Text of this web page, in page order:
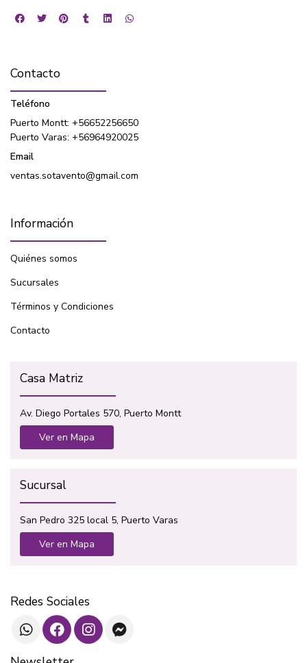
Contacto
Teléfono
Puerto Montt: +56652256650
Puerto Varas: +56964920025
Email
ventas.sotavento@gmail.com
Información
Quiénes somos
Sucursales
Términos y Condiciones
Contacto
Casa Matriz
Av. Diego Portales 570, Puerto Montt
Ver en Mapa
Sucursal
San Pedro 325 local 5, Puerto Varas
Ver en Mapa
Redes Sociales